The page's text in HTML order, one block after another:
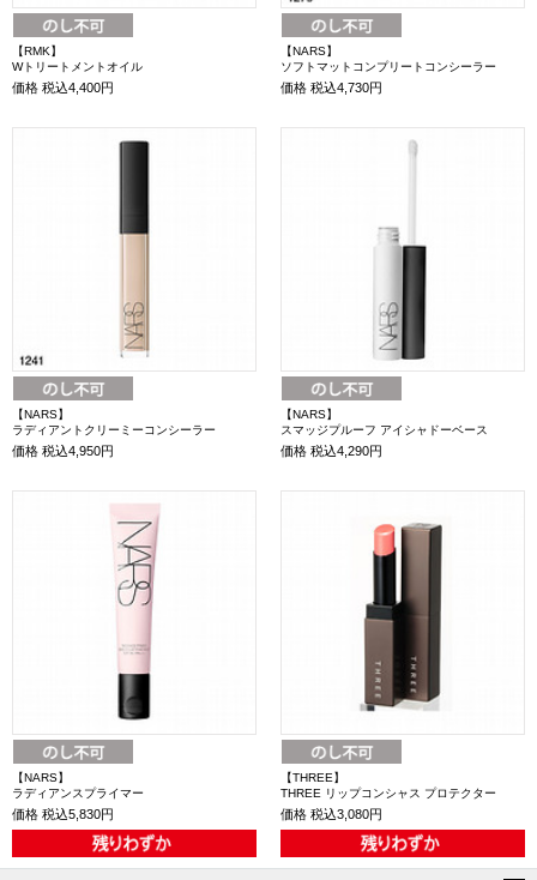
【RMK】
Wトリートメントオイル
価格 税込4,400円
【NARS】
ソフトマットコンプリートコンシーラー
価格 税込4,730円
【NARS】
ラディアントクリーミーコンシーラー
価格 税込4,950円
【NARS】
スマッジプルーフ アイシャドーベース
価格 税込4,290円
【NARS】
ラディアンスプライマー
価格 税込5,830円
【THREE】
THREE リップコンシャス プロテクター
価格 税込3,080円